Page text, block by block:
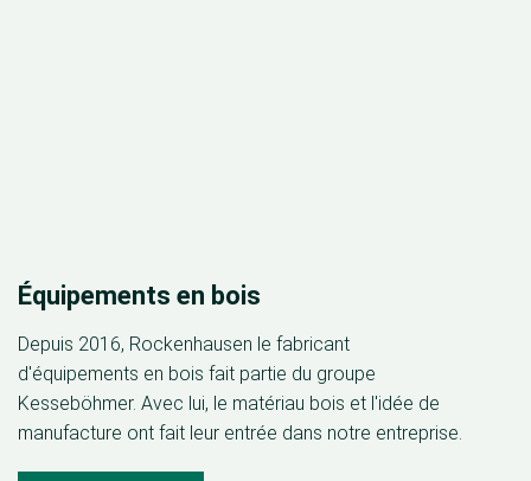
Équipements en bois
Depuis 2016, Rockenhausen le fabricant
d'équipements en bois fait partie du groupe
Kesseböhmer. Avec lui, le matériau bois et l'idée de
manufacture ont fait leur entrée dans notre entreprise.